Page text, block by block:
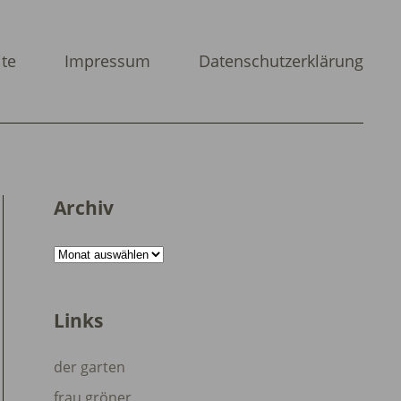
Impressum Datenschutzerklärung
Archiv
Archiv
Links
der garten